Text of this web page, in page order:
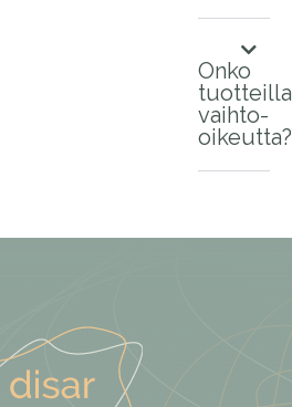
Onko
tuotteilla
vaihto-
oikeutta?